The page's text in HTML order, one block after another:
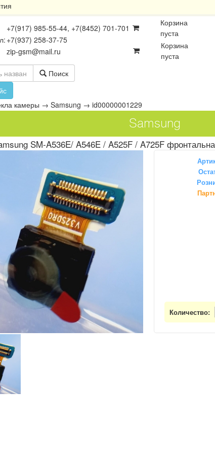
+7(917) 985-55-44, +7(8452) 701-701
+7(937) 258-37-75
zip-gsm@mail.ru
Корзина
пуста
Корзина
пуста
Поиск
камеры → Samsung → id00000001229
Разъёмы
Samsung
SM-A536E/ A546E / A525F / A725F
Количество: